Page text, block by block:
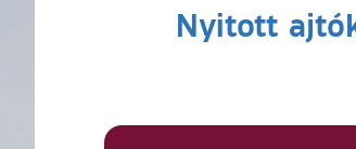
Nyitott